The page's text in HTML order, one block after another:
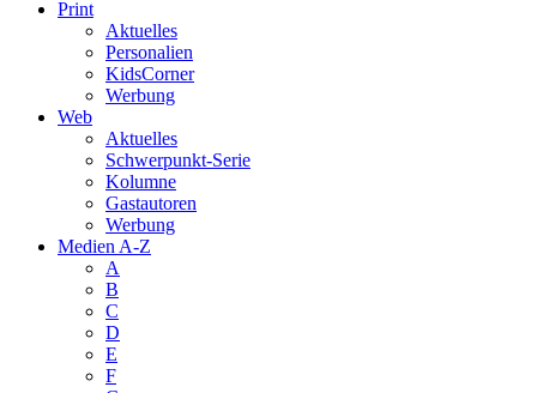
Print
Aktuelles
Personalien
KidsCorner
Werbung
Web
Aktuelles
Schwerpunkt-Serie
Kolumne
Gastautoren
Werbung
Medien A-Z
A
B
C
D
E
F